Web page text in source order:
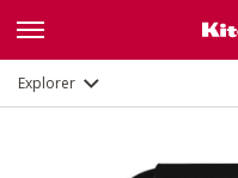
ExplorerDescription